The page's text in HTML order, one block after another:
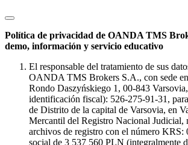
Política de privacidad de OANDA TMS
demo, información y servicio educativo
El responsable del tratamiento de sus
OANDA TMS Brokers S.A., con sede
Rondo Daszyńskiego 1, 00-843
identificación fiscal): 526-275-91-31,
de Distrito de la capital de Varsovia, en
Mercantil del Registro Nacional Judicial,
archivos de registro con el número KRS:
social de 3 537 560 PLN (integralmente